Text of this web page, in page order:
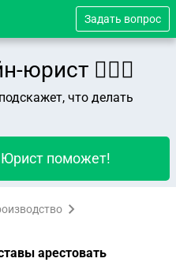
Задать вопрос
👨🏻‍⚖️
что делать
Юрист поможет!
арестовать